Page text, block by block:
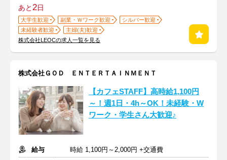
あと2日
大学生歓迎 副業・Ｗワーク歓迎
シルバー歓迎
未経験者歓迎
主婦(夫)歓迎
株式会社LEOCの求人一覧を見る
株式会社ＧＯＤ ＥＮＴＥＲＴＡＩＮＭＥＮＴ
【カフェSTAFF】高時給1,100円
～！週1日・4h～OK！未経験・W
ワーク・学生さん大歓迎♪
給与
時給 1,100円～2,000円 +交通費